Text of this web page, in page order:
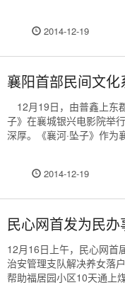
2014-12-19
襄阳首部民间文
12月19日，由普鑫上东
子》在襄城银兴电影院
深厚。《襄河·坠子》作
2014-12-19
民心网首发为民办
12月16日上午，民心网首
治安管理支队解决养女落
帮助福居园小区10天通上